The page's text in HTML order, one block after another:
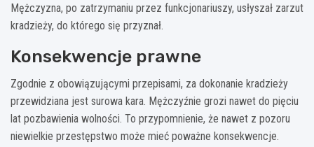
Mężczyzna, po zatrzymaniu przez funkcjonariuszy, usłyszał zarzut
kradzieży, do którego się przyznał.
Konsekwencje prawne
Zgodnie z obowiązującymi przepisami, za dokonanie kradzieży
przewidziana jest surowa kara. Mężczyźnie grozi nawet do pięciu
lat pozbawienia wolności. To przypomnienie, że nawet z pozoru
niewielkie przestępstwo może mieć poważne konsekwencje.